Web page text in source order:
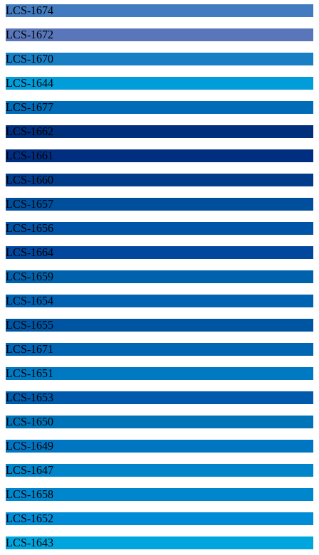
LCS-1674
LCS-1672
LCS-1670
LCS-1644
LCS-1677
LCS-1662
LCS-1661
LCS-1660
LCS-1657
LCS-1656
LCS-1664
LCS-1659
LCS-1654
LCS-1655
LCS-1671
LCS-1651
LCS-1653
LCS-1650
LCS-1649
LCS-1647
LCS-1658
LCS-1652
LCS-1643